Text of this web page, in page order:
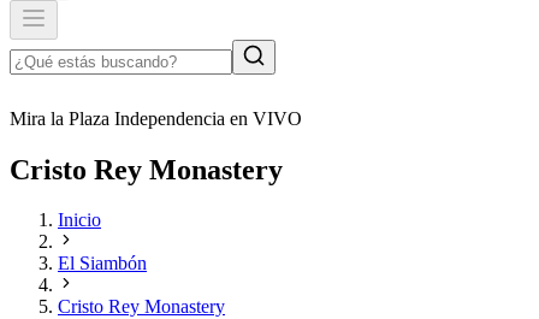
Mira la Plaza Independencia en VIVO
Cristo Rey Monastery
Inicio
El Siambón
Cristo Rey Monastery